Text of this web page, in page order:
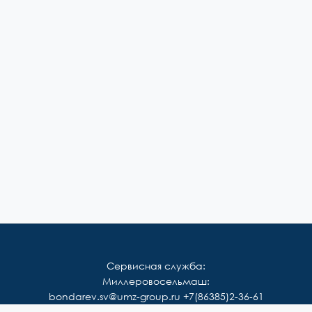
Сервисная служба:
Миллеровосельмаш:
bondarev.sv@umz-group.ru +7(86385)2-36-61